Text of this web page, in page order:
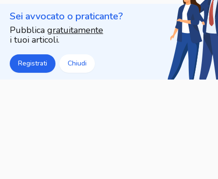
Sei avvocato o praticante?
Pubblica gratuitamente
i tuoi articoli.
Registrati Chiudi